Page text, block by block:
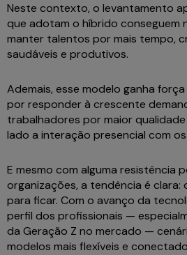
Neste contexto, o levantamento
que adotam o híbrido conseguem
manter talentos por mais tempo,
saudáveis e produtivos.
Ademais, esse modelo ganha
por responder à crescente
trabalhadores por maior
lado a interação presencial com
E mesmo com alguma resistência
organizações, a tendência é
para ficar. Com o avanço da
perfil dos profissionais —
da Geração Z no mercado —
modelos mais flexíveis e